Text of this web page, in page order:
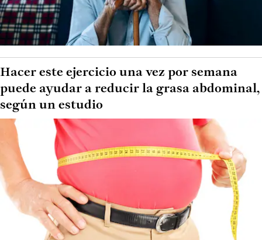
Hacer este ejercicio una vez por semana
puede ayudar a reducir la grasa abdominal,
según un estudio